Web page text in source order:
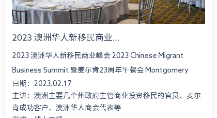
2023 澳洲华人新移民商业...
2023 澳洲华人新移民商业峰会 2023 Chinese Migrant
Business Summit 暨麦尔肯23周年午餐会 Montgomery
International Consultant 23rd An...
日期：2023.02.17
主讲：澳洲主要几个州政府主管商业投资移民的官员、麦尔
肯成功客户、澳洲华人商会代表等